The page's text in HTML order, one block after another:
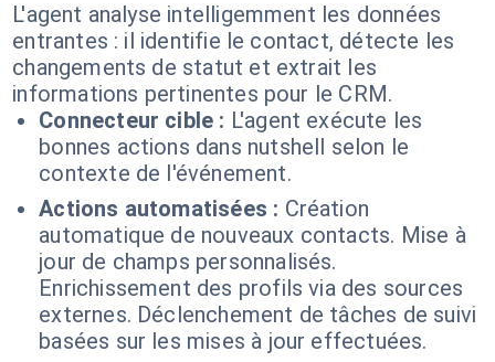
L'agent analyse intelligemment les données
entrantes : il identifie le contact, détecte les
changements de statut et extrait les
informations pertinentes pour le CRM.
Connecteur cible : L'agent exécute les
bonnes actions dans nutshell selon le
contexte de l'événement.
Actions automatisées : Création
automatique de nouveaux contacts. Mise à
jour de champs personnalisés.
Enrichissement des profils via des sources
externes. Déclenchement de tâches de suivi
basées sur les mises à jour effectuées.